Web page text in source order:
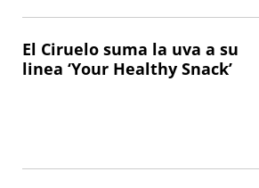
El Ciruelo suma la uva a su
linea ‘Your Healthy Snack’